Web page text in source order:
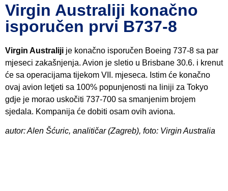
Virgin Australiji konačno
isporučen prvi B737-8
Virgin Australiji je konačno isporučen Boeing 737-8 sa par
mjeseci zakašnjenja. Avion je sletio u Brisbane 30.6. i krenut
će sa operacijama tijekom VII. mjeseca. Istim će konačno
ovaj avion letjeti sa 100% popunjenosti na liniji za Tokyo
gdje je morao uskočiti 737-700 sa smanjenim brojem
sjedala. Kompanija će dobiti osam ovih aviona.
autor: Alen Šćuric, analitičar (Zagreb), foto: Virgin Australia